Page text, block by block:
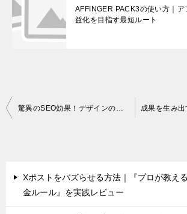
AFFINGER PACK3の使い方｜ア
益化を目指す最短ルート
投
ゲ
Xポストをバズらせる方法｜『プロが教え
金ルール』を実践レビュー